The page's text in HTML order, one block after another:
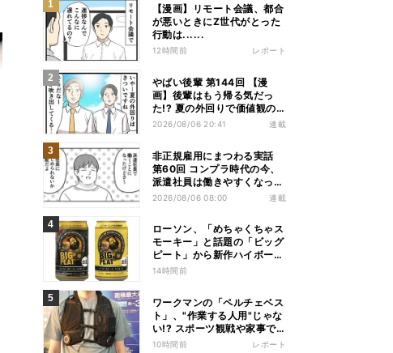
【漫画】リモート会議、都合
が悪いときにZ世代がとった
行動は......
12時間前 レポート
やばい後輩 第144回 【漫
画】後輩はもう帰る気だっ
た!? 夏の外回りで価値観の
違いを実感
2026/08/06 20:41 連載
非正規雇用にまつわる実話
第60回 コンプラ時代の今、
派遣社員は働きやすくなっ
た?
2026/08/06 08:00 連載
ローソン、「めちゃくちゃス
モーキー」と話題の「ビッグ
ピート」から新作ハイボール
缶＆ミニボトル発売
14時間前
ワークマンの「ペルチェベス
ト」、"作業する人用"じゃな
い!? スポーツ観戦や家事で
の熱中症&冷え対策に――話
10時間前 レポート